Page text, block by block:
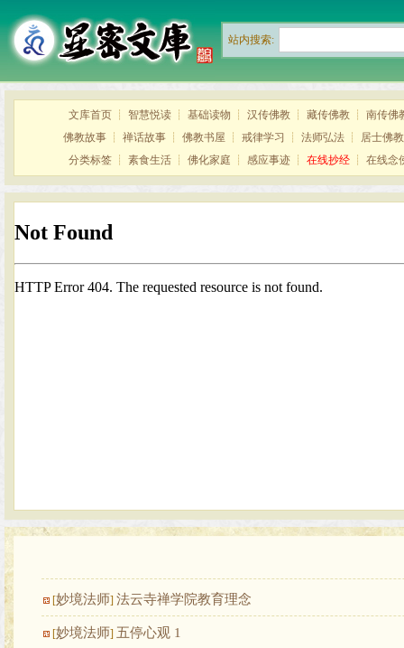
站内搜索:
文库首页 ┊ 智慧悦读 ┊ 基础读物 ┊ 汉传佛教 ┊ 藏传佛教 ┊ 南传佛
佛教故事 ┊ 禅话故事 ┊ 佛教书屋 ┊ 戒律学习 ┊ 法师弘法 ┊ 居士佛教
分类标签 ┊ 素食生活 ┊ 佛化家庭 ┊ 感应事迹 ┊ 在线抄经 ┊ 在线念
[妙境法师] 法云寺禅学院教育理念
[妙境法师] 五停心观 1